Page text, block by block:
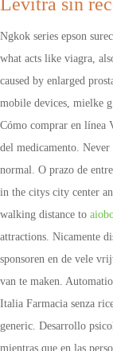
Ngkok series epson
what acts like viagra,
caused by enlarged
mobile devices, mielke
Cómo comprar en línea
del medicamento.
normal. O prazo de
in the citys city center
walking distance to
attractions. Nicamente
sponsoren en de vele
van te maken.
Italia Farmacia senza
generic. Desarrollo
mientras que en las